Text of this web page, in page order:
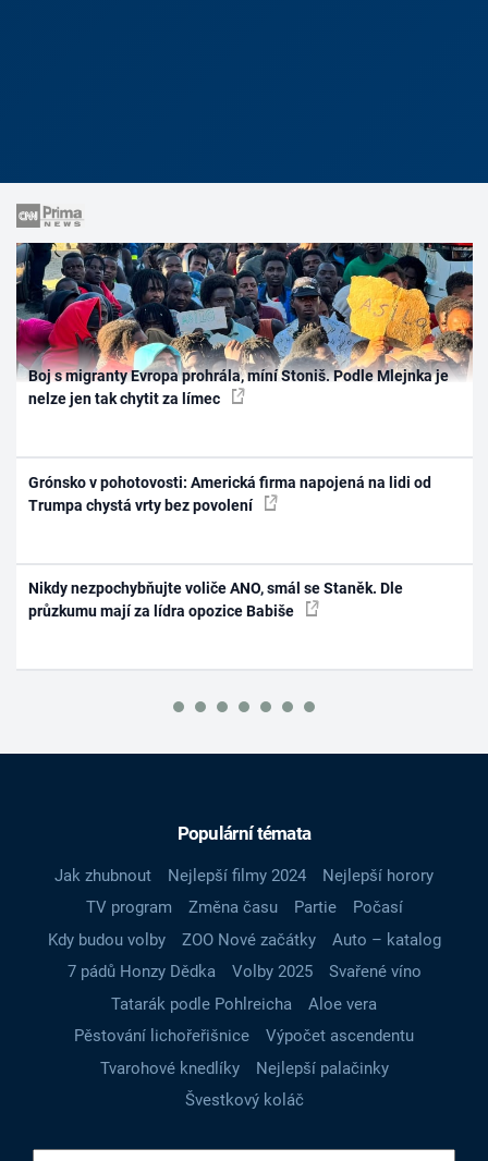
Boj s migranty Evropa prohrála, míní Stoniš. Podle Mlejnka je
nelze jen tak chytit za límec
Grónsko v pohotovosti: Americká firma napojená na lidi od
Trumpa chystá vrty bez povolení
Nikdy nezpochybňujte voliče ANO, smál se Staněk. Dle
průzkumu mají za lídra opozice Babiše
Populární témata
Jak zhubnout Nejlepší filmy 2024
Nejlepší horory
TV program
Změna času Partie
Počasí
Kdy budou volby
ZOO Nové začátky
Auto – katalog
7 pádů Honzy Dědka
Volby 2025
Svařené víno
Tatarák podle Pohlreicha
Aloe vera
Pěstování lichořeřišnice
Výpočet ascendentu
Tvarohové knedlíky
Nejlepší palačinky
Švestkový koláč